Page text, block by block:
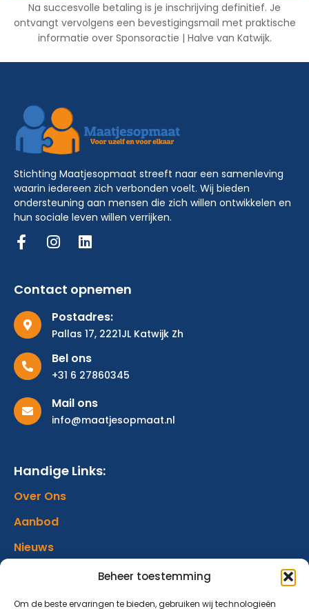
Beheer toestemming
Om de beste ervaringen te bieden, gebruiken wij technologieën
Na succesvolle betaling is je inschrijving definitief. Je
ontvangt vervolgens een bevestigingsmail met praktische
informatie over Sponsoractie | Halve van Katwijk.
Stichting Maatjesopmaat streeft naar een samenleving
waarin iedereen zich verbonden voelt. Wij bieden
ondersteuning aan mensen die zich willen ontwikkelen en
hun sociale leven willen verrijken.
Contact opnemen
Postadres:
Pallas 17, 2221JL Katwijk Zh
Bel ons
+31 6 27860345
Mail ons
info@maatjesopmaat.nl
Handige Links:
Over Ons
Aanbod
Nieuws
Donatie